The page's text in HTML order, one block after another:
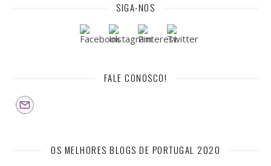
SIGA-NOS
FALE CONOSCO!
OS MELHORES BLOGS DE PORTUGAL 2020